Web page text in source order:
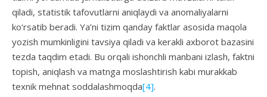
qiladi, statistik tafovutlarni aniqlaydi va anomaliyalarni
ko‘rsatib beradi. Ya’ni tizim qanday faktlar asosida maqola
yozish mumkinligini tavsiya qiladi va kerakli axborot bazasini
tezda taqdim etadi. Bu orqali ishonchli manbani izlash, faktni
topish, aniqlash va matnga moslashtirish kabi murakkab
texnik mehnat soddalashmoqda[4].